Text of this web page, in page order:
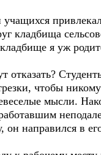
кладбища
я уж
чтобы
мысли.
он направился в